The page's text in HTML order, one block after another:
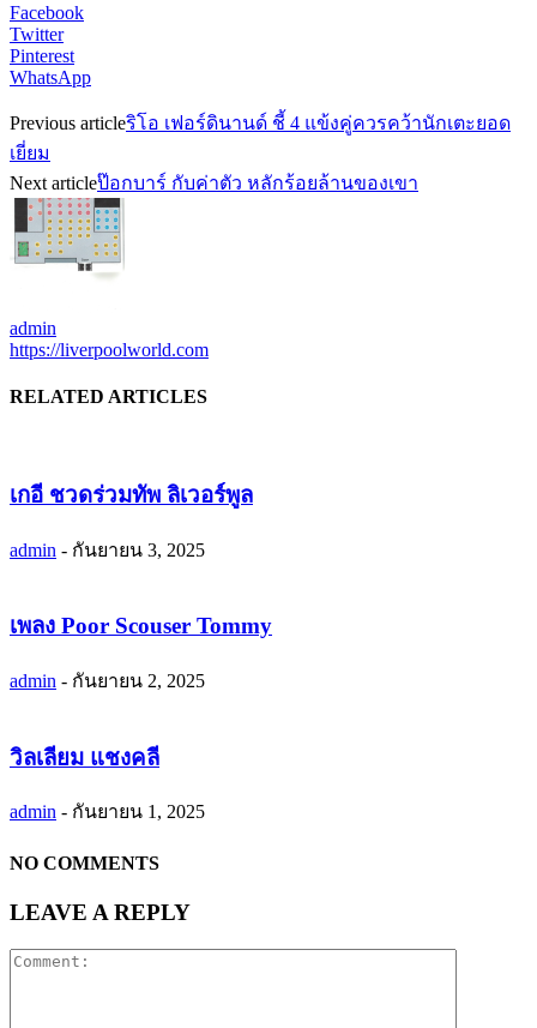
Facebook
Twitter
Pinterest
WhatsApp
Previous articleริโอ เฟอร์ดินานด์ ชี้ 4 แข้งคู่ควรคว้านักเตะยอด
เยี่ยม
Next articleป๊อกบาร์ กับค่าตัว หลักร้อยล้านของเขา
admin
https://liverpoolworld.com
RELATED ARTICLES
เกอี ชวดร่วมทัพ ลิเวอร์พูล
admin - กันยายน 3, 2025
เพลง Poor Scouser Tommy
admin - กันยายน 2, 2025
วิลเลียม แชงคลี
admin - กันยายน 1, 2025
NO COMMENTS
LEAVE A REPLY